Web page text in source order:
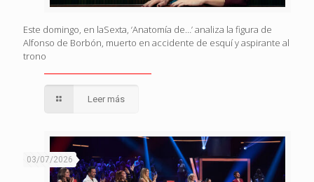
Este domingo, en laSexta, ‘Anatomía de…’ analiza la figura de
Alfonso de Borbón, muerto en accidente de esquí y aspirante al
trono
Leer más
03/07/2026